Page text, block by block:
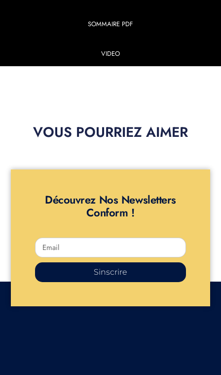
SOMMAIRE PDF
VIDEO
VOUS POURRIEZ AIMER
Découvrez Nos Newsletters
Conform !
Sinscrire